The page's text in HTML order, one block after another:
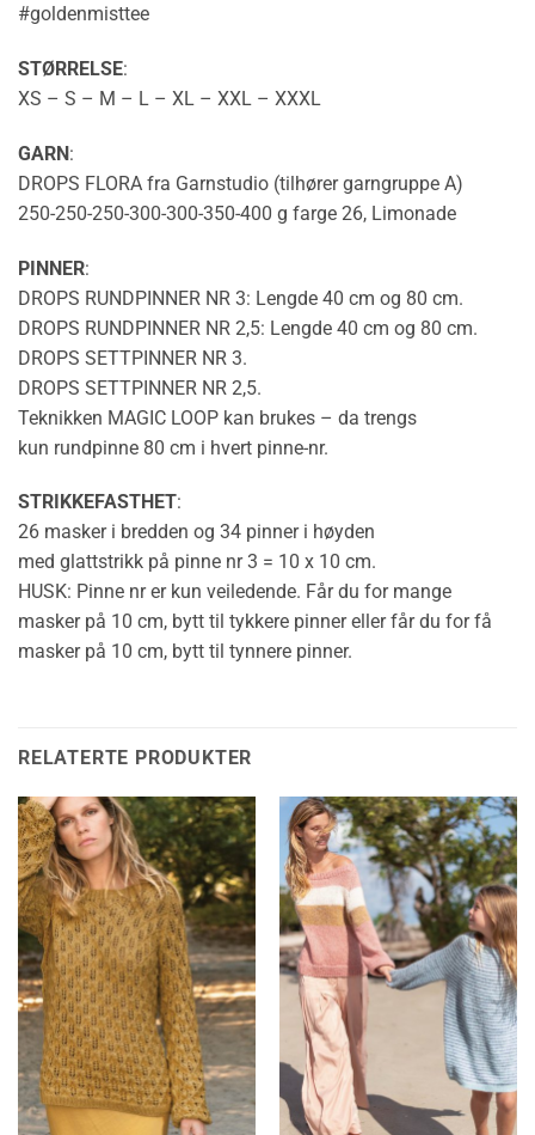
#goldenmisttee
STØRRELSE:
XS – S – M – L – XL – XXL – XXXL
GARN:
DROPS FLORA fra Garnstudio (tilhører garngruppe A)
250-250-250-300-300-350-400 g farge 26, Limonade
PINNER:
DROPS RUNDPINNER NR 3: Lengde 40 cm og 80 cm.
DROPS RUNDPINNER NR 2,5: Lengde 40 cm og 80 cm.
DROPS SETTPINNER NR 3.
DROPS SETTPINNER NR 2,5.
Teknikken MAGIC LOOP kan brukes – da trengs
kun rundpinne 80 cm i hvert pinne-nr.
STRIKKEFASTHET:
26 masker i bredden og 34 pinner i høyden
med glattstrikk på pinne nr 3 = 10 x 10 cm.
HUSK: Pinne nr er kun veiledende. Får du for mange
masker på 10 cm, bytt til tykkere pinner eller får du for få
masker på 10 cm, bytt til tynnere pinner.
RELATERTE PRODUKTER